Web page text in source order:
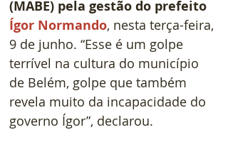
(MABE) pela gestão do prefeito
Ígor Normando, nesta terça-feira,
9 de junho. “Esse é um golpe
terrível na cultura do município
de Belém, golpe que também
revela muito da incapacidade do
governo Ígor”, declarou.